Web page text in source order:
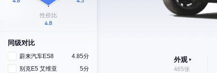
同级对比
蔚来汽车ES8
4.85分
别克E5 艾维亚
5分
外观
465张